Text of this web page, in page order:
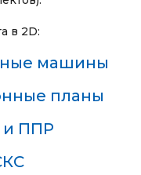
в 2D:
машины
планы
ППР